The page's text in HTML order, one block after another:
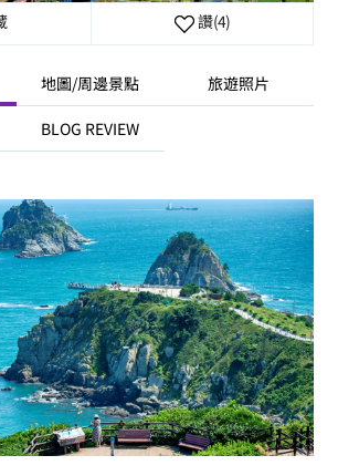
讚(4)
地圖/周邊景點 旅遊照片
BLOG REVIEW